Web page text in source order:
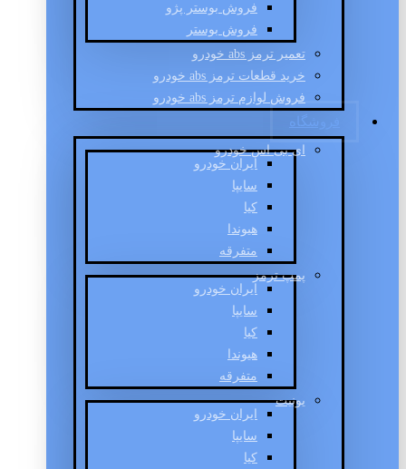
فروش بوستر پژو
فروش بوستر
تعمیر ترمز abs خودرو
خرید قطعات ترمز abs خودرو
فروش لوازم ترمز abs خودرو
فروشگاه
ای بی اس خودرو
ایران خودرو
سایپا
کیا
هیوندا
متفرقه
پمپ ترمز
ایران خودرو
سایپا
کیا
هیوندا
متفرقه
یونیت
ایران خودرو
سایپا
کیا